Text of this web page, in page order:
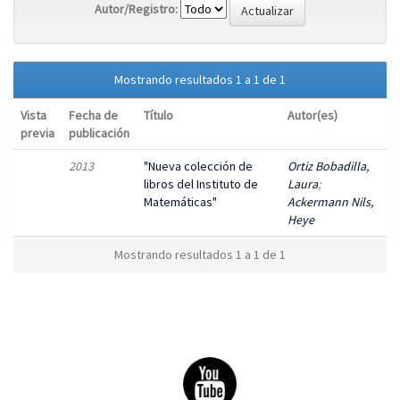
Autor/Registro:
Mostrando resultados 1 a 1 de 1
Vista
previa
Fecha de
publicación
Título Autor(es)
2013
"Nueva colección de
libros del Instituto de
Matemáticas"
Ortiz Bobadilla,
Laura;
Ackermann Nils,
Heye
Mostrando resultados 1 a 1 de 1